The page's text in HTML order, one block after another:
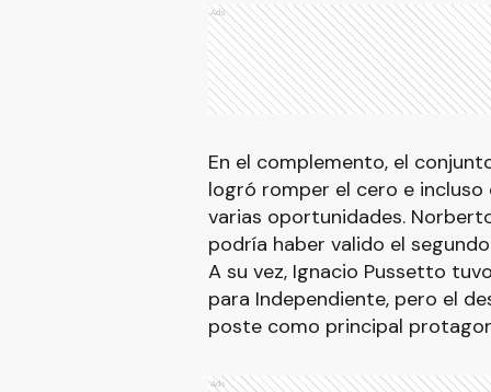
Ads
En el complemento, el
logró romper el cero e
varias oportunidades.
podría haber valido el
A su vez, Ignacio Pussetto
para Independiente, pero el
poste como principal
Ads